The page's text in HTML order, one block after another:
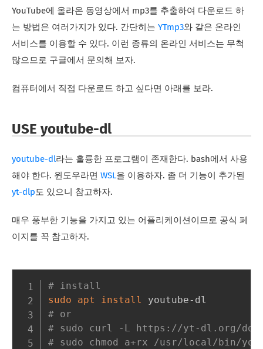
YouTube에 올라온 동영상에서 mp3를 추출하여 다운로드 하
는 방법은 여러가지가 있다. 간단히는 YTmp3와 같은 온라인
서비스를 이용할 수 있다. 이런 종류의 온라인 서비스는 무척
많으므로 구글에서 문의해 보자.
컴퓨터에서 직접 다운로드 하고 싶다면 아래를 보라.
USE youtube-dl
youtube-dl라는 훌륭한 프로그램이 존재한다. bash에서 사용
해야 한다. 윈도우라면 WSL을 이용하자. 좀 더 기능이 추가된
yt-dlp도 있으니 참고하자.
매우 풍부한 기능을 가지고 있는 어플리케이션이므로 공식 페
이지를 꼭 참고하자.
# install
sudo
apt install
# or
# sudo curl -L https://yt-dl.org/
# sudo chmod a+rx /usr/local/bin/